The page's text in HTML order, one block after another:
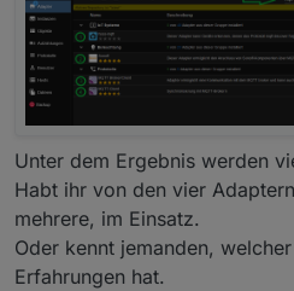
Unter dem Ergebnis werden
Habt ihr von den vier
mehrere, im Einsatz.
Oder kennt jemanden,
Erfahrungen hat.